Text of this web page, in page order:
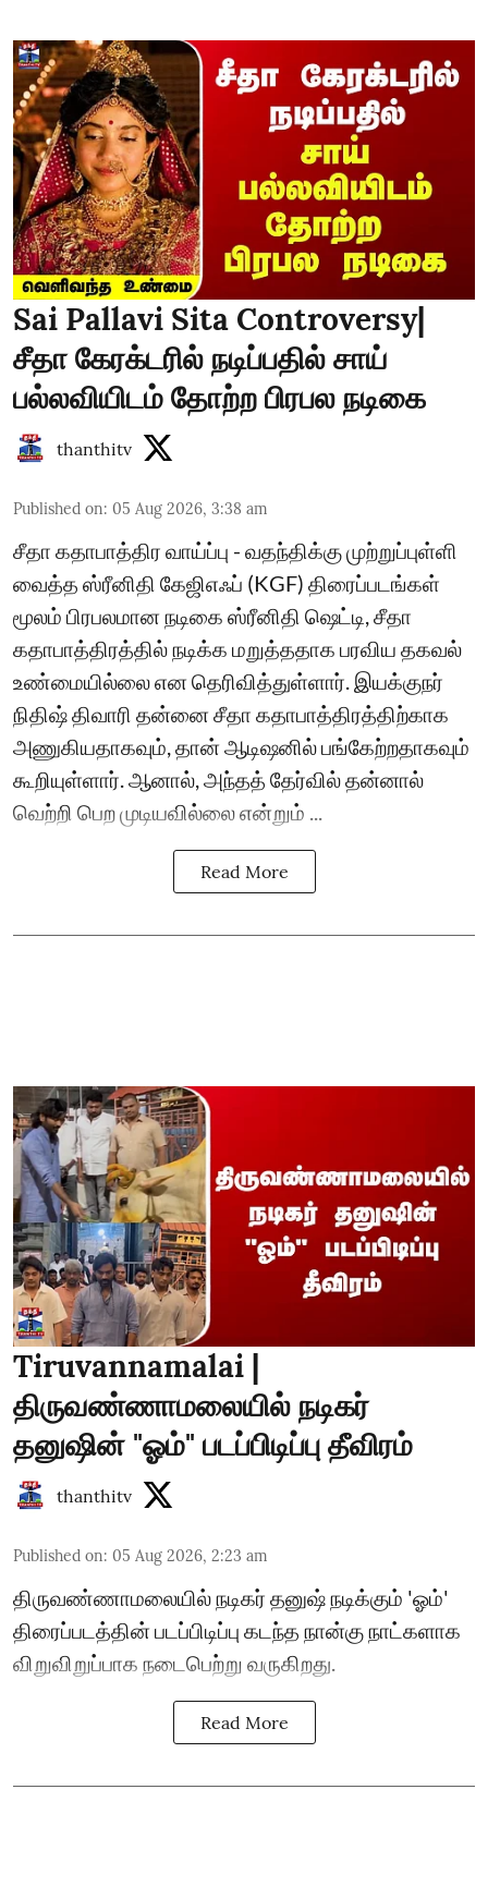
Sai Pallavi Sita Controversy|
சீதா கேரக்டரில் நடிப்பதில் சாய்
பல்லவியிடம் தோற்ற பிரபல நடிகை
thanthitv
Published on: 05 Aug 2026, 3:38 am
சீதா கதாபாத்திர வாய்ப்பு - வதந்திக்கு முற்றுப்புள்ளி
வைத்த ஸ்ரீனிதி கேஜிஎஃப் (KGF) திரைப்படங்கள்
மூலம் பிரபலமான நடிகை ஸ்ரீனிதி ஷெட்டி, சீதா
கதாபாத்திரத்தில் நடிக்க மறுத்ததாக பரவிய தகவல்
உண்மையில்லை என தெரிவித்துள்ளார். இயக்குநர்
நிதிஷ் திவாரி தன்னை சீதா கதாபாத்திரத்திற்காக
அணுகியதாகவும், தான் ஆடிஷனில் பங்கேற்றதாகவும்
கூறியுள்ளார். ஆனால், அந்தத் தேர்வில் தன்னால்
வெற்றி பெற முடியவில்லை என்றும் ...
Read More
Tiruvannamalai |
திருவண்ணாமலையில் நடிகர்
தனுஷின் "ஓம்" படப்பிடிப்பு தீவிரம்
thanthitv
Published on: 05 Aug 2026, 2:23 am
திருவண்ணாமலையில் நடிகர் தனுஷ் நடிக்கும் 'ஓம்'
திரைப்படத்தின் படப்பிடிப்பு கடந்த நான்கு நாட்களாக
விறுவிறுப்பாக நடைபெற்று வருகிறது.
Read More